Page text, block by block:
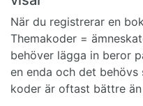
När du registrerar en
Themakoder =
behöver lägga in beror
en enda och det behövs
koder är oftast bättre än